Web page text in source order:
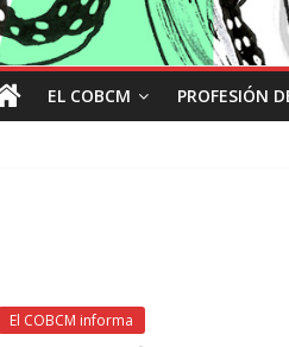
EL COBCM PROFESIÓN
El COBCM informa